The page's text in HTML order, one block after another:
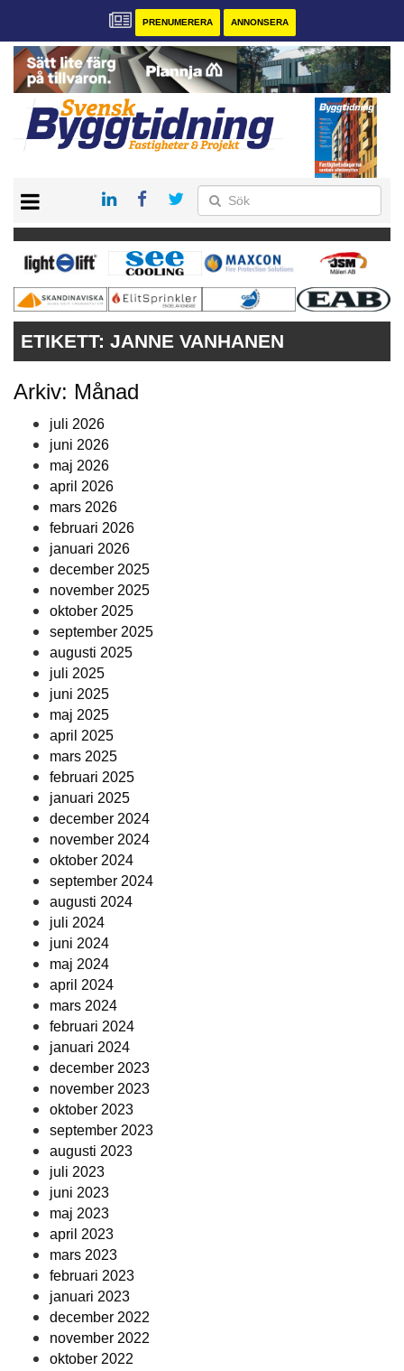
PRENUMERERA ANNONSERA
PRENUMERERA
VÅRA ANDRA MAGASIN
ANNONSERA
KONTAKT
ETIKETT: JANNE VANHANEN
Arkiv: Månad
juli 2026
juni 2026
maj 2026
april 2026
mars 2026
februari 2026
januari 2026
december 2025
november 2025
oktober 2025
september 2025
augusti 2025
juli 2025
juni 2025
maj 2025
april 2025
mars 2025
februari 2025
januari 2025
december 2024
november 2024
oktober 2024
september 2024
augusti 2024
juli 2024
juni 2024
maj 2024
april 2024
mars 2024
februari 2024
januari 2024
december 2023
november 2023
oktober 2023
september 2023
augusti 2023
juli 2023
juni 2023
maj 2023
april 2023
mars 2023
februari 2023
januari 2023
december 2022
november 2022
oktober 2022